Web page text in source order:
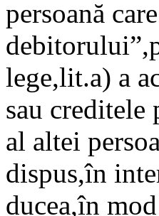
persoană
lege,lit.a) a
sau
al altei
dispus,în
ducea,în